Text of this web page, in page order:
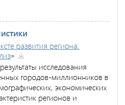
развития региона:
»
исследования
городов-миллионников в
экономических
регионов и